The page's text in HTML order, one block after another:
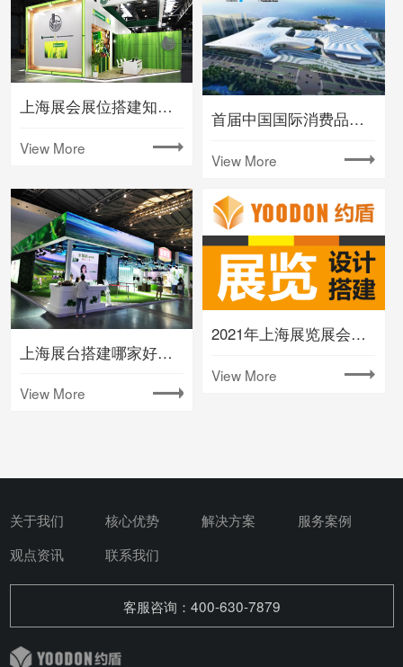
上海展会展位搭建知名大型会展公司
View More
首届中国国际消费品博览会将在海南举办
View More
上海展台搭建哪家好要注意什么
View More
2021年上海展览展会时间排期表(下半年)
View More
关于我们 核心优势 解决方案
服务案例
观点资讯
联系我们
客服咨询：400-630-7879